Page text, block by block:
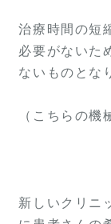
治療時間の短
必要がないた
ないものとな
（こちらの機
新しいクリニ